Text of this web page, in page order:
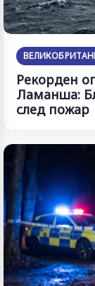
Рекорден
Ламанша:
след пожар